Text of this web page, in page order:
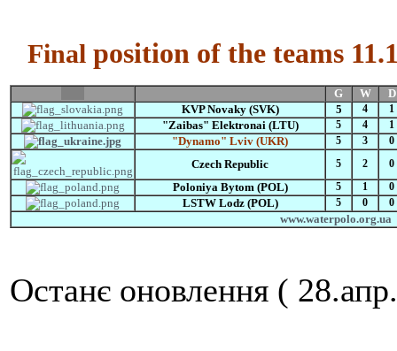
Final position of the teams
G W
D
KVP Novaky (SVK)
5 4 1
"Zaibas" Elektronai (LTU) 5 4 1
"Dynamo" Lviv (UKR) 5 3 0
Czech Republic 5 2 0
Poloniya Bytom (POL) 5 1 0
LSTW Lodz (POL) 5 0 0
www.waterpolo.org.ua
Останє оновлення (